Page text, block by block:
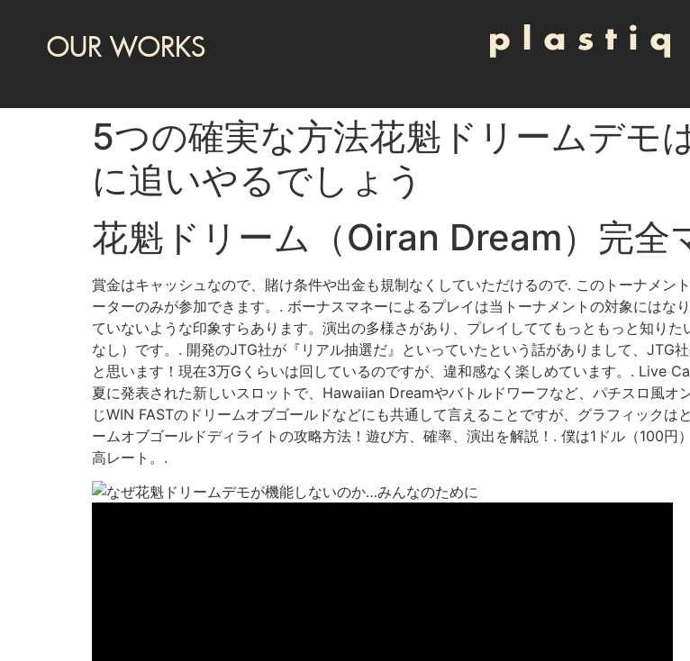
OUR WORKS
5つの確実な方法花魁ドリームデモ
に追いやるでしょう
花魁ドリーム（Oiran Dream）完全
賞金はキャッシュなので、賭け条件や出金も規制なくしていただけるので. このトーナメ
ーターのみが参加できます。. ボーナスマネーによるプレイは当トーナメントの対象にはな
ていないような印象すらあります。演出の多様さがあり、プレイしててもっともっと知り
なし）です。. 開発のJTG社が『リアル抽選だ』といっていたという話がありまして、JTG
と思います！現在3万Gくらいは回しているのですが、違和感なく楽しめています。. Live
夏に発表された新しいスロットで、Hawaiian Dreamやバトルドワーフなど、パチスロ風オ
じWIN FASTのドリームオブゴールドなどにも共通して言えることですが、グラフィック
ームオブゴールドディライトの攻略方法！遊び方、確率、演出を解説！. 僕は1ドル（100
高レート。.